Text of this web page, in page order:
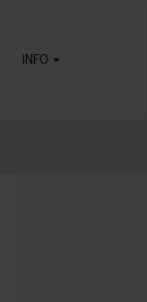
INFO